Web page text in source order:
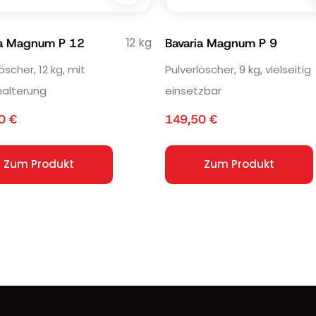
Magnum P 12 12 kg
12 kg, mit
€
Zum Produkt
Bavaria Magnum P 9
Pulverlöscher, 9 kg, vielseitig
einsetzbar
149,50 €
Zum Produkt